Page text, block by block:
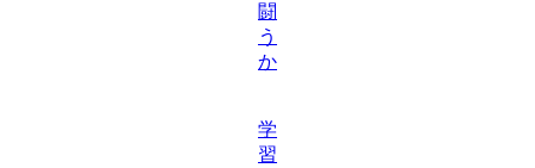
闘
う
か
学
習